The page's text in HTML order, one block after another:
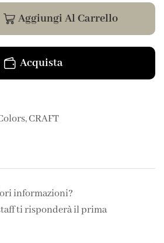
Aggiungi Al Carrello
Acquista
,CRAFT
informazioni?
ti risponderà il prima